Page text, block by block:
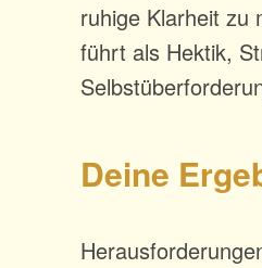
ruhige Klarheit zu
führt als Hektik,
Deine